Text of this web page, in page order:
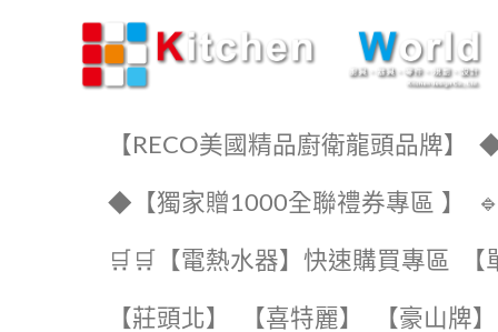
【RECO美國精品廚衛龍頭品牌】 ◆
◆【獨家贈1000全聯禮券專區 】
🛒🛒【電熱水器】快速購買專區
【莊頭北】 【喜特麗】 【豪山牌】